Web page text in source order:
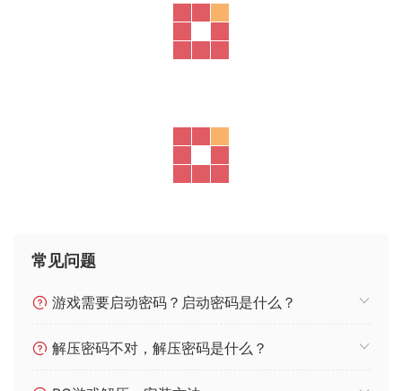
常见问题
游戏需要启动密码？启动密码是什么？
解压密码不对，解压密码是什么？